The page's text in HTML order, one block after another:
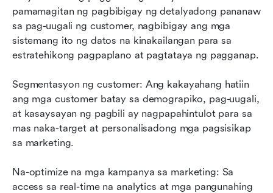
pamamagitan ng pagbibigay ng detalyadong pananaw
sa pag-uugali ng customer, nagbibigay ang mga
sistemang ito ng datos na kinakailangan para sa
estratehikong pagpaplano at pagtataya ng pagganap.
Segmentasyon ng customer: Ang kakayahang hatiin
ang mga customer batay sa demograpiko, pag-uugali,
at kasaysayan ng pagbili ay nagpapahintulot para sa
mas naka-target at personalisadong mga pagsisikap
sa marketing.
Na-optimize na mga kampanya sa marketing: Sa
access sa real-time na analytics at mga pangunahing